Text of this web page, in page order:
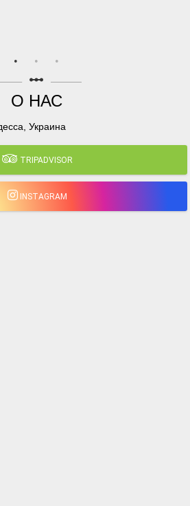
linear_scale
О НАС
Украина
TRIPADVISOR
INSTAGRAM